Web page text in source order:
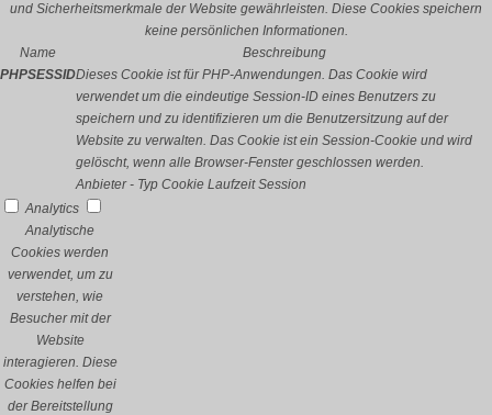
und Sicherheitsmerkmale der Website gewährleisten. Diese Cookies speichern
keine persönlichen Informationen.
Name
Beschreibung
PHPSESSIDDieses Cookie ist für PHP-Anwendungen. Das Cookie wird
verwendet um die eindeutige Session-ID eines Benutzers zu
speichern und zu identifizieren um die Benutzersitzung auf der
Website zu verwalten. Das Cookie ist ein Session-Cookie und wird
gelöscht, wenn alle Browser-Fenster geschlossen werden.
Anbieter - Typ Cookie Laufzeit Session
Analytics
Analytische
Cookies werden
verwendet, um zu
verstehen, wie
Besucher mit der
Website
interagieren. Diese
Cookies helfen bei
der Bereitstellung